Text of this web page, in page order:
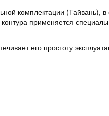
комплектации (Тайвань), в
применяется
его простоту